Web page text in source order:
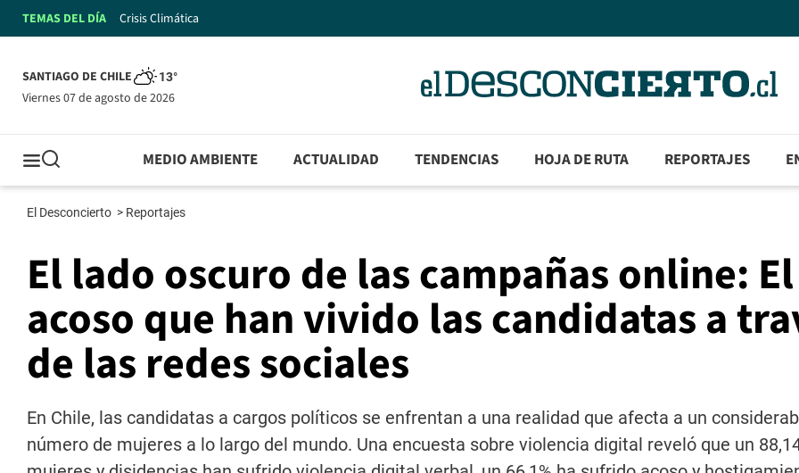
TEMAS DEL DÍA Crisis Climática
SANTIAGO DE CHILE 13°
viernes 07 de agosto de 2026
MEDIO AMBIENTE ACTUALIDAD TENDENCIAS HOJA DE RUTA REPORTAJES
El Desconcierto > Reportajes
El lado oscuro de las campañas online: El
acoso que han vivido las candidatas a
de las redes sociales
En Chile, las candidatas a cargos políticos se enfrentan a una realidad que afecta a un
número de mujeres a lo largo del mundo. Una encuesta sobre violencia digital reveló que un